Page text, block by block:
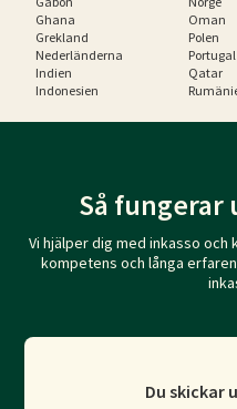
Ghana
Grekland
Nederländerna
Indien
Indonesien
Oman
Polen
Portugal
Qatar
Så fungerar
Vi hjälper dig med inkasso och
kompetens och långa
Du skickar